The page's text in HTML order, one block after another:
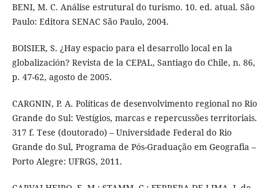
BENI, M. C. Análise estrutural do turismo. 10. ed. atual. São
Paulo: Editora SENAC São Paulo, 2004.
BOISIER, S. ¿Hay espacio para el desarrollo local en la
globalización? Revista de la CEPAL, Santiago do Chile, n. 86,
p. 47-62, agosto de 2005.
CARGNIN, P. A. Políticas de desenvolvimento regional no Rio
Grande do Sul: Vestígios, marcas e repercussões territoriais.
317 f. Tese (doutorado) – Universidade Federal do Rio
Grande do Sul, Programa de Pós-Graduação em Geografia –
Porto Alegre: UFRGS, 2011.